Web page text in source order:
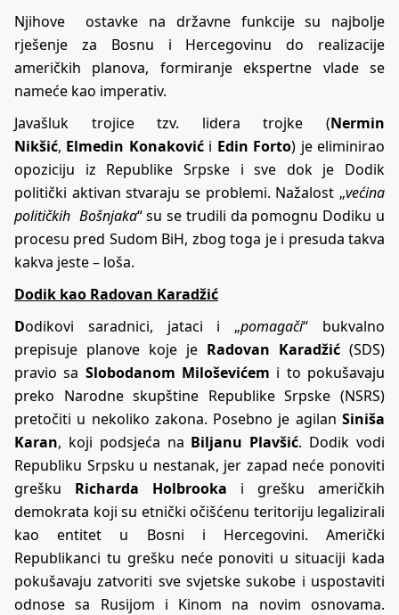
Njihove ostavke na državne funkcije su najbolje
rješenje za Bosnu i Hercegovinu do realizacije
američkih planova, formiranje ekspertne vlade se
nameće kao imperativ.
Javašluk trojice tzv. lidera trojke (Nermin
Nikšić, Elmedin Konakovići Edin Forto) je eliminirao
opoziciju iz Republike Srpske i sve dok je Dodik
politički aktivan stvaraju se problemi. Nažalost „većina
političkih Bošnjaka“ su se trudili da pomognu Dodiku u
procesu pred Sudom BiH, zbog toga je i presuda takva
kakva jeste – loša.
Dodik kao Radovan Karadžić
Dodikovi saradnici, jataci i „pomagači“ bukvalno
prepisuje planove koje je Radovan Karadžić (SDS)
pravio sa Slobodanom Miloševićem i to pokušavaju
preko Narodne skupštine Republike Srpske (NSRS)
pretočiti u nekoliko zakona. Posebno je agilan Siniša
Karan, koji podsjeća na Biljanu Plavšić. Dodik vodi
Republiku Srpsku u nestanak, jer zapad neće ponoviti
grešku Richarda Holbrooka i grešku američkih
demokrata koji su etnički očišćenu teritoriju legalizirali
kao entitet u Bosni i Hercegovini. Američki
Republikanci tu grešku neće ponoviti u situaciji kada
pokušavaju zatvoriti sve svjetske sukobe i uspostaviti
odnose sa Rusijom i Kinom na novim osnovama.